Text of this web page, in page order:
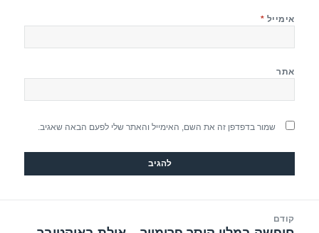
אימייל *
אתר
שמור בדפדפן זה את השם, האימייל והאתר שלי לפעם הבאה שאגיב.
קודם